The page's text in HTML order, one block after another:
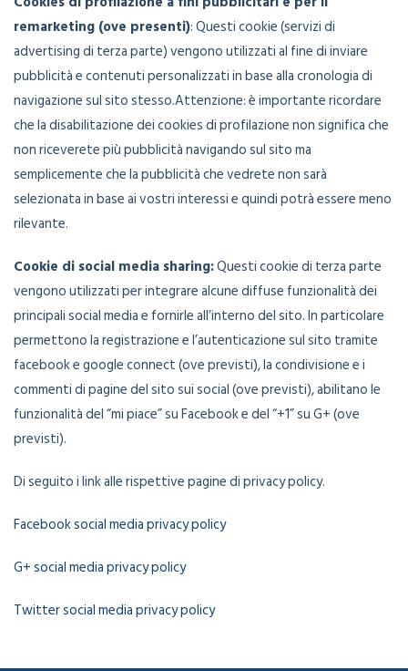
remarketing (ove presenti): Questi cookie (servizi di
advertising di terza parte) vengono utilizzati al fine di inviare
pubblicità e contenuti personalizzati in base alla cronologia di
navigazione sul sito stesso.Attenzione: è importante ricordare
che la disabilitazione dei cookies di profilazione non significa che
non riceverete più pubblicità navigando sul sito ma
semplicemente che la pubblicità che vedrete non sarà
selezionata in base ai vostri interessi e quindi potrà essere meno
rilevante.
Cookie di social media sharing:Questi cookie di terza parte
vengono utilizzati per integrare alcune diffuse funzionalità dei
principali social media e fornirle all’interno del sito. In particolare
permettono la registrazione e l’autenticazione sul sito tramite
facebook e google connect (ove previsti), la condivisione e i
commenti di pagine del sito sui social (ove previsti), abilitano le
funzionalità del “mi piace” su Facebook e del “+1” su G+ (ove
previsti).
Di seguito i link alle rispettive pagine di privacy policy.
Facebook social media privacy policy
G+ social media privacy policy
Twitter social media privacy policy